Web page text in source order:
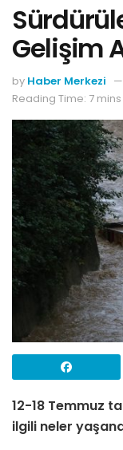
Gelişim
by Haber Merkezi
Reading Time: 7
12-18 Temmuz
ilgili neler